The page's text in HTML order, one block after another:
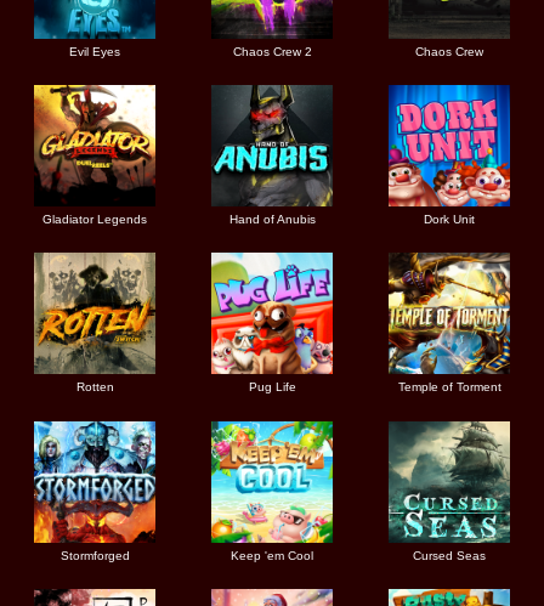
Evil Eyes Chaos Crew 2 Chaos Crew
Gladiator Legends Hand of Anubis Dork Unit
Rotten Pug Life Temple of Torment
Stormforged Keep 'em Cool Cursed Seas